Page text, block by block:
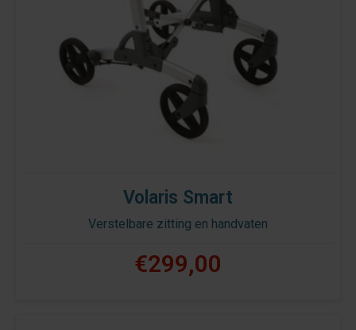
Volaris Smart
Verstelbare zitting en handvaten
€299,00